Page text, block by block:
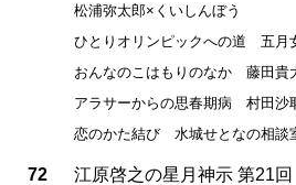
松浦弥太郎×くいしんぼう
ひとりオリンピックへの道 五月
おんなのこはもりのなか 藤田貴
アラサーからの思春期病 村田沙
恋のかた結び 水城せとなの相談
72 江原啓之の星月神示 第21回